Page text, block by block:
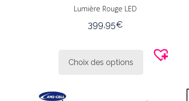
Lumière Rouge LED
399,95€
Choix des options
produit
variations.